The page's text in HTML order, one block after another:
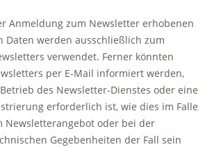
Anmeldung zum Newsletter erhobenen
Daten werden ausschließlich zum
verwendet. Ferner könnten
per E-Mail informiert werden,
des Newsletter-Dienstes oder eine
erforderlich ist, wie dies im Falle
Newsletterangebot oder bei der
Gegebenheiten der Fall sein